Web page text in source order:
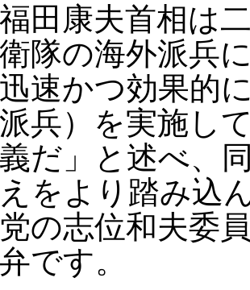
田康夫首相は
隊の海外派兵
迅速かつ効果的
兵）を実施し
だ」と述べ、
をより踏み込
の志位和夫委
です。